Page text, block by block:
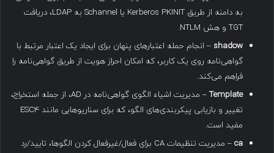
به دامنه از طریق Kerberos PKINIT یا Schannel به LDAP، دریافت
TGT و هش NTLM.
shadow – انجام حمله اعتبارهای پنهان برای ایجاد یک اعتبار مرتبط با
گواهی‌نامه روی یک کاربر، که امکان احراز هویت از طریق گواهی‌نامه را
فراهم می‌کند.
Template
– مدیریت اشیاء الگوی گواهی‌نامه در AD، از جمله استخراج،
تغییر و بازیابی پیکربندی‌های الگو، که برای سناریوهایی مانند ESC4
مفید است.
ca
– مدیریت تنظیمات CA برای فعال/غیرفعال کردن الگوها، تایید/رد